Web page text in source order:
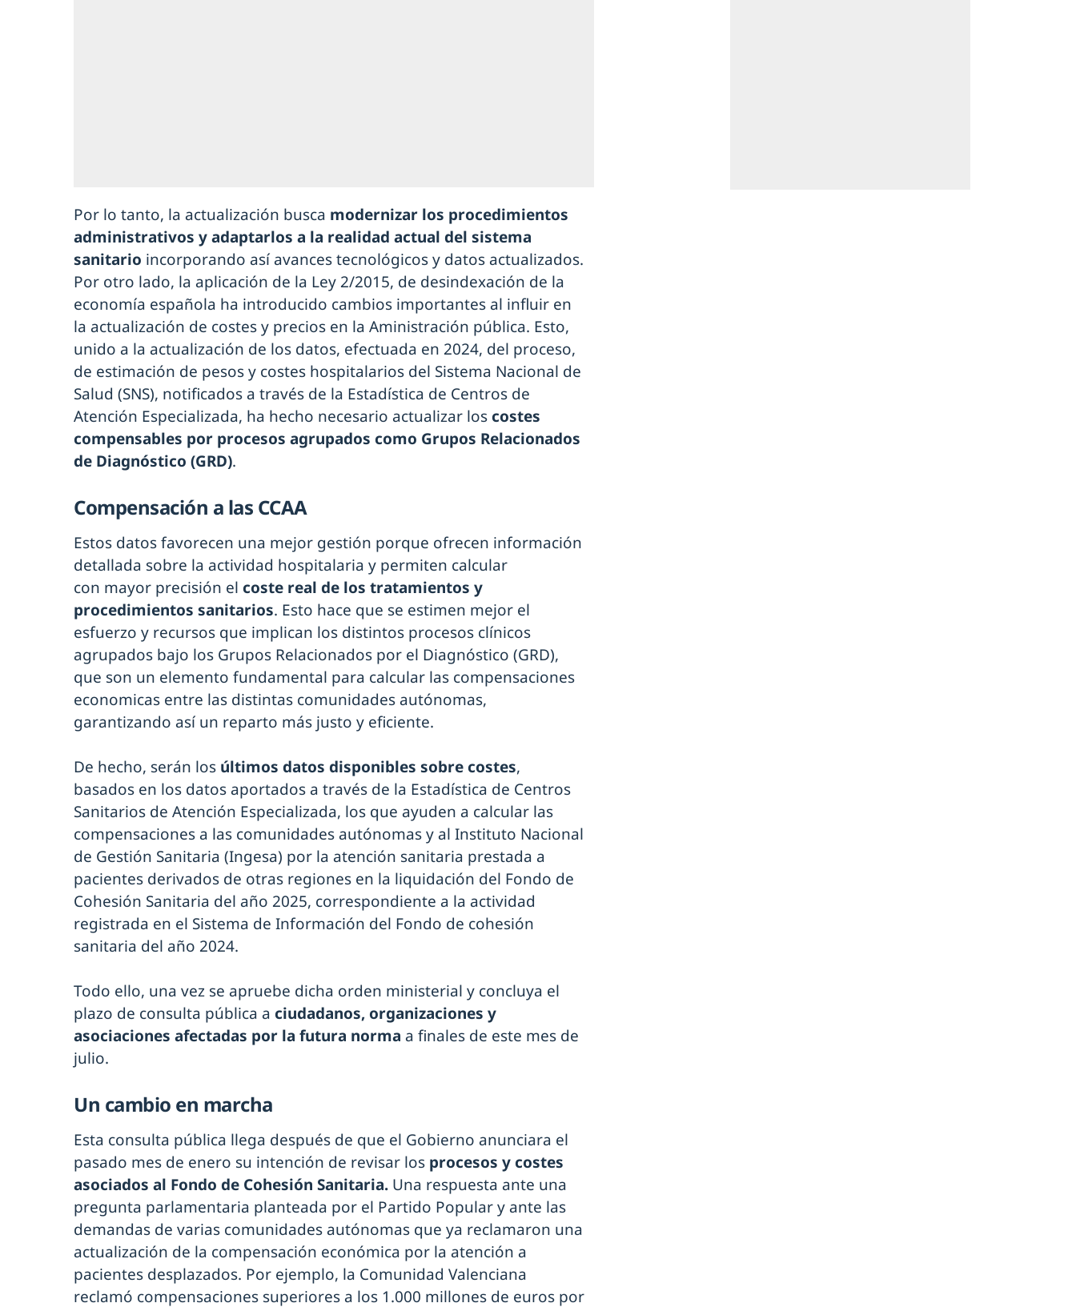
Por lo tanto, la actualización busca modernizar los procedimientos
administrativos y adaptarlos a la realidad actual del sistema
sanitario incorporando así avances tecnológicos y datos actualizados.
Por otro lado, la aplicación de la Ley 2/2015, de desindexación de la
economía española ha introducido cambios importantes al influir en
la actualización de costes y precios en la Aministración pública. Esto,
unido a la actualización de los datos, efectuada en 2024, del proceso,
de estimación de pesos y costes hospitalarios del Sistema Nacional de
Salud (SNS), notificados a través de la Estadística de Centros de
Atención Especializada, ha hecho necesario actualizar los costes
compensables por procesos agrupados como Grupos Relacionados
de Diagnóstico (GRD).
Compensación a las CCAA
Estos datos favorecen una mejor gestión porque ofrecen información
detallada sobre la actividad hospitalaria y permiten calcular
con mayor precisión el coste real de los tratamientos y
procedimientos sanitarios. Esto hace que se estimen mejor el
esfuerzo y recursos que implican los distintos procesos clínicos
agrupados bajo los Grupos Relacionados por el Diagnóstico (GRD),
que son un elemento fundamental para calcular las compensaciones
economicas entre las distintas comunidades autónomas,
garantizando así un reparto más justo y eficiente.
De hecho, serán los últimos datos disponibles sobre costes,
basados en los datos aportados a través de la Estadística de Centros
Sanitarios de Atención Especializada, los que ayuden a calcular las
compensaciones a las comunidades autónomas y al Instituto Nacional
de Gestión Sanitaria (Ingesa) por la atención sanitaria prestada a
pacientes derivados de otras regiones en la liquidación del Fondo de
Cohesión Sanitaria del año 2025, correspondiente a la actividad
registrada en el Sistema de Información del Fondo de cohesión
sanitaria del año 2024.
Todo ello, una vez se apruebe dicha orden ministerial y concluya el
plazo de consulta pública a ciudadanos, organizaciones y
asociaciones afectadas por la futura norma a finales de este mes de
julio.
Un cambio en marcha
Esta consulta pública llega después de que el Gobierno anunciara el
pasado mes de enero su intención de revisar los procesos y costes
asociados al Fondo de Cohesión Sanitaria. Una respuesta ante una
pregunta parlamentaria planteada por el Partido Popular y ante las
demandas de varias comunidades autónomas que ya reclamaron una
actualización de la compensación económica por la atención a
pacientes desplazados. Por ejemplo, la Comunidad Valenciana
reclamó compensaciones superiores a los 1.000 millones de euros por